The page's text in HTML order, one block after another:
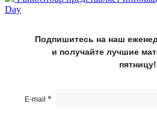
Day
Подпишитесь на наш
и получайте лучшие
пятницу!
E-mail *